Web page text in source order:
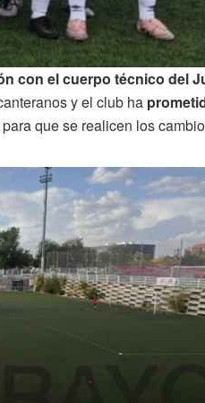
con el cuerpo técnico del
y el club ha
que se realicen los